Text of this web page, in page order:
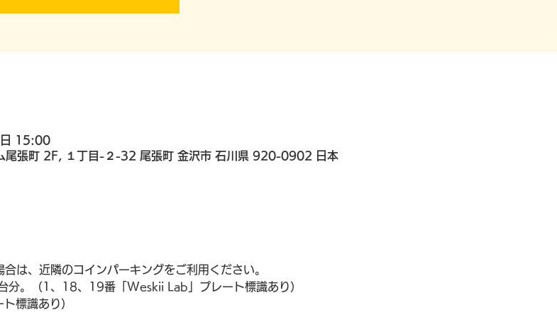
15:00
張町 2F, １丁目-２-32 尾張町 金沢市 石川県 920-0902 日本
は、近隣のコインパーキングをご利用ください。
分。（1、18、19番「Weskii Lab」プレート標識あり）
標識あり）